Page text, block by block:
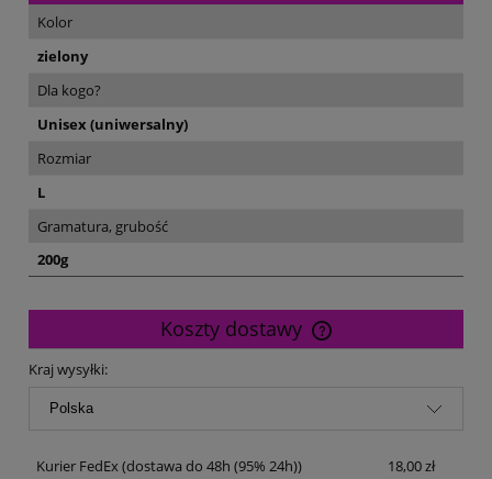
Kolor
zielony
Dla kogo?
Unisex (uniwersalny)
Rozmiar
L
Gramatura, grubość
200g
Koszty dostawy
Cena nie zawiera ewentualnych kosztów płatności
Kraj wysyłki:
Kurier FedEx(dostawa do 48h (95% 24h)) 18,00 zł